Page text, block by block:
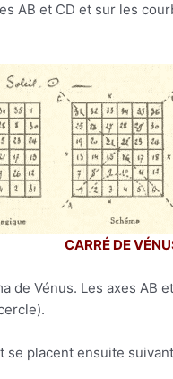
AB et CD et sur les
CARRÉ DE
de Vénus. Les axes
placent ensuite